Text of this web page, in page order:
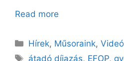
Read more
Kategória
Hírek, Műsoraink,
Címkék
átadó díjazás, EFOP,